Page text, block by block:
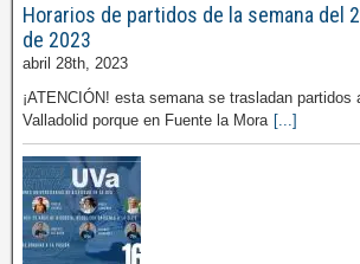
Horarios de partidos de la semana del
de 2023
abril 28th, 2023
¡ATENCIÓN! esta semana se trasladan partidos
Valladolid porque en Fuente la Mora [...]